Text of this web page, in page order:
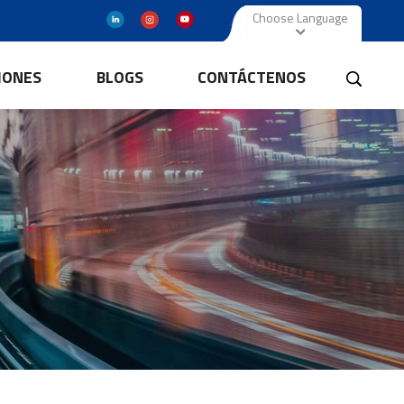
Choose Language
BLOGS CONTÁCTENOS